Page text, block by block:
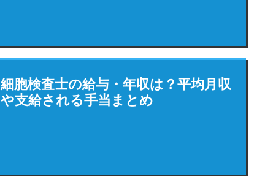
細胞検査士の給与・年収は？平均月収
や支給される手当まとめ